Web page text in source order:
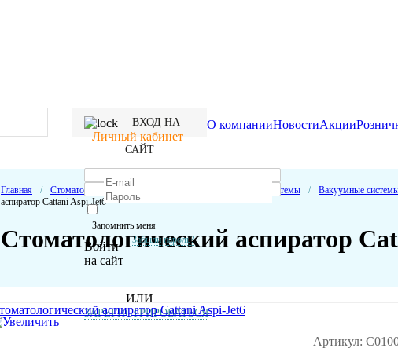
Личный кабинет
ВХОД НА
САЙТ
Запомнить меня
Забыли пароль?
Войти
на сайт
ИЛИ
ЗАРЕГИСТРИРОВАТЬСЯ
О компанииНовостиАкции
Главная / Стоматологическое оборудование Аспирационные системы / Вакуумные
аспиратор Cattani Aspi-Jet6
Стоматологический аспиратор
Артикул: